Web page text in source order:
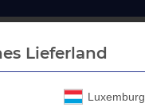
Lieferland
Luxemburg